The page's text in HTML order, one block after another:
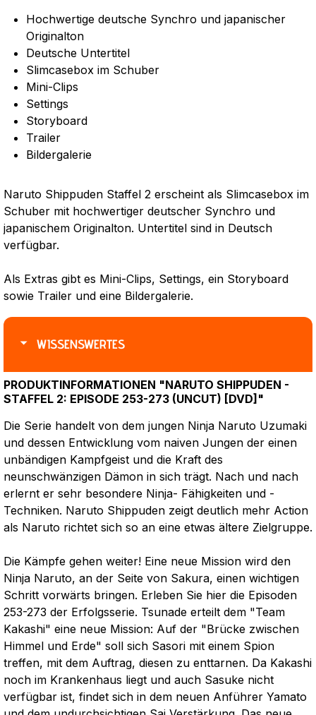
Hochwertige deutsche Synchro und japanischer
Originalton
Deutsche Untertitel
Slimcasebox im Schuber
Mini-Clips
Settings
Storyboard
Trailer
Bildergalerie
Naruto Shippuden Staffel 2 erscheint als Slimcasebox im
Schuber mit hochwertiger deutscher Synchro und
japanischem Originalton. Untertitel sind in Deutsch
verfügbar.
Als Extras gibt es Mini-Clips, Settings, ein Storyboard
sowie Trailer und eine Bildergalerie.
WISSENSWERTES
PRODUKTINFORMATIONEN "NARUTO SHIPPUDEN -
STAFFEL 2: EPISODE 253-273 (UNCUT) [DVD]"
Die Serie handelt von dem jungen Ninja Naruto Uzumaki
und dessen Entwicklung vom naiven Jungen der einen
unbändigen Kampfgeist und die Kraft des
neunschwänzigen Dämon in sich trägt. Nach und nach
erlernt er sehr besondere Ninja- Fähigkeiten und -
Techniken. Naruto Shippuden zeigt deutlich mehr Action
als Naruto richtet sich so an eine etwas ältere Zielgruppe.
Die Kämpfe gehen weiter! Eine neue Mission wird den
Ninja Naruto, an der Seite von Sakura, einen wichtigen
Schritt vorwärts bringen. Erleben Sie hier die Episoden
253-273 der Erfolgsserie. Tsunade erteilt dem "Team
Kakashi" eine neue Mission: Auf der "Brücke zwischen
Himmel und Erde" soll sich Sasori mit einem Spion
treffen, mit dem Auftrag, diesen zu enttarnen. Da Kakashi
noch im Krankenhaus liegt und auch Sasuke nicht
verfügbar ist, findet sich in dem neuen Anführer Yamato